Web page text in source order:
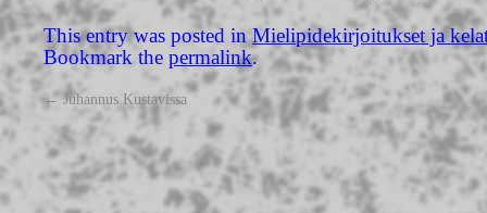
This entry was posted inMielipidekirjoitukset ja
Bookmark the permalink.
←Juhannus Kustavissa